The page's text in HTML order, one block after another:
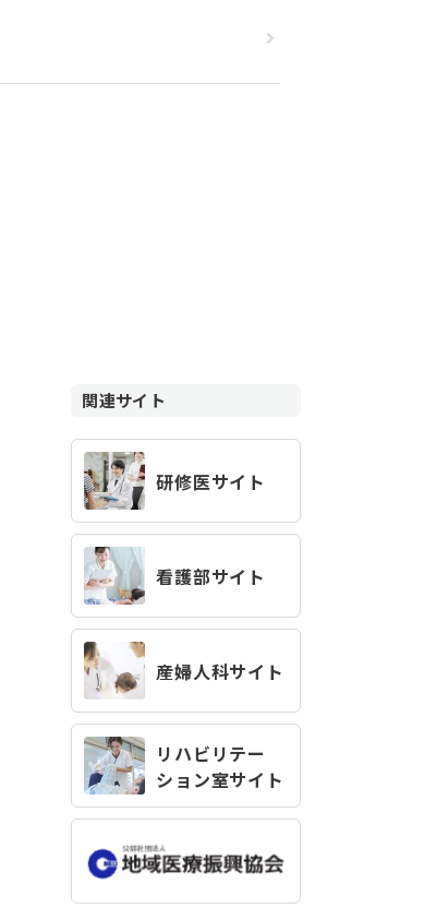
関連サイト
研修医サイト
看護部サイト
産婦人科サイト
リハビリテー
ション室サイト